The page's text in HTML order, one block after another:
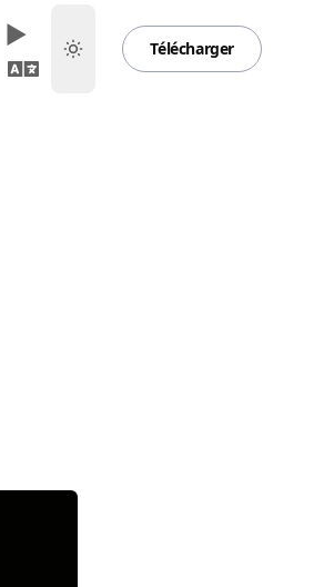
Télécharger